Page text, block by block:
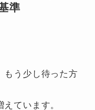
準
もう少し待った方
ています。